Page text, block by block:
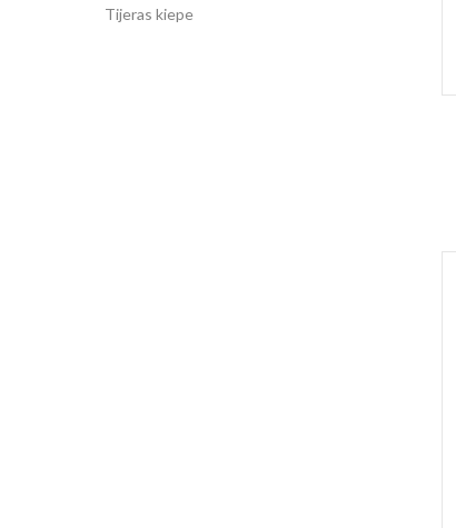
tijeras kiepe